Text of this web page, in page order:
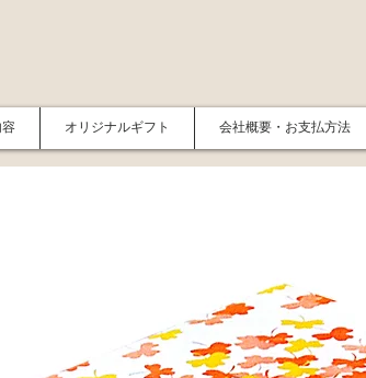
オリジナルギフト 会社概要・お支払方法